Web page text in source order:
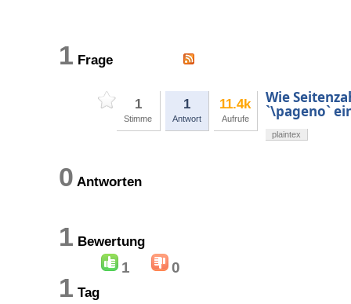
1 Frage
1
Stimme
1
Antwort
11.4k
Aufrufe
Wie
`\pageno`
plaintex
0 Antworten
1 Bewertung
1 0
1 Tag